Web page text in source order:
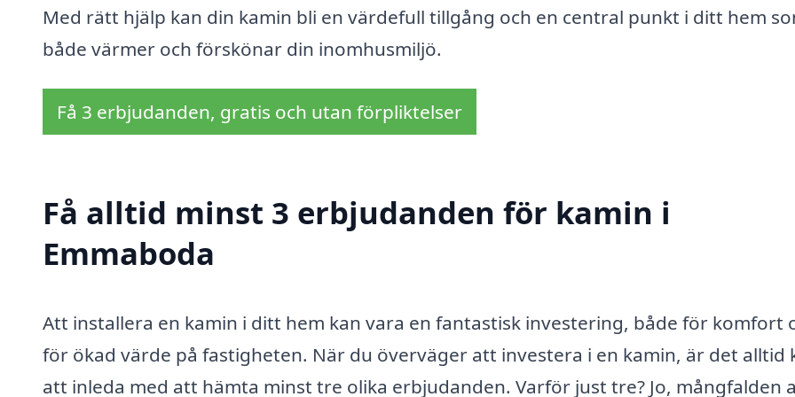
Med rätt hjälp kan din kamin bli en värdefull tillgång och en central punkt i ditt hem
både värmer och förskönar din inomhusmiljö.
Få 3 erbjudanden, gratis och utan förpliktelser
Få alltid minst 3 erbjudanden för kamin i
Emmaboda
Att installera en kamin i ditt hem kan vara en fantastisk investering, både för komfort
för ökad värde på fastigheten. När du överväger att investera i en kamin, är det alltid
att inleda med att hämta minst tre olika erbjudanden. Varför just tre? Jo, mångfalden